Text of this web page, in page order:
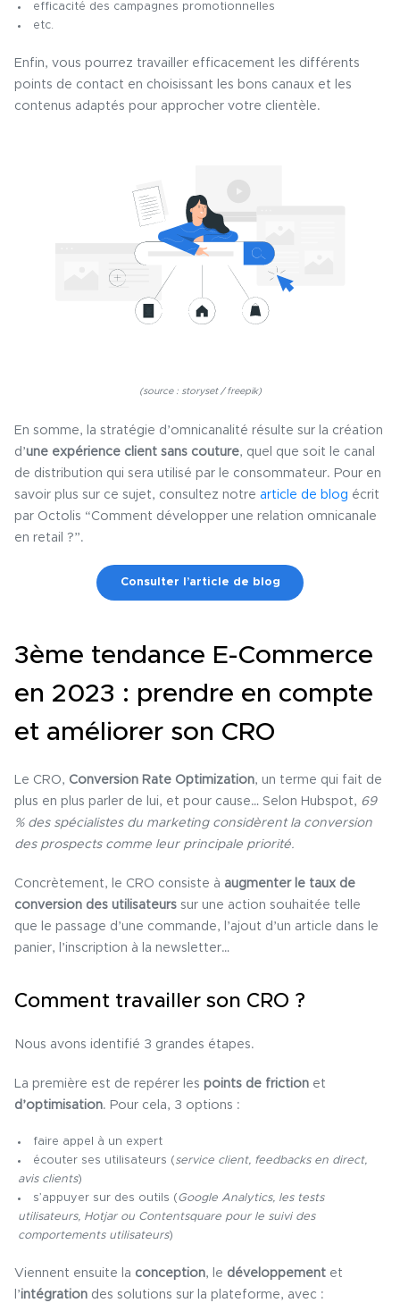
efficacité des campagnes promotionnelles
etc.
Enfin, vous pourrez travailler efficacement les différents
points de contact en choisissant les bons canaux et les
contenus adaptés pour approcher votre clientèle.
(source : storyset / freepik)
En somme, la stratégie d’omnicanalité résulte sur la création
d’une expérience client sans couture, quel que soit le canal
de distribution qui sera utilisé par le consommateur. Pour en
savoir plus sur ce sujet, consultez notre article de blog écrit
par Octolis “Comment développer une relation omnicanale
en retail ?”.
Consulter l’article de blog
3ème tendance E-Commerce
en 2023 : prendre en compte
et améliorer son CRO
Le CRO, Conversion Rate Optimization, un terme qui fait de
plus en plus parler de lui, et pour cause… Selon Hubspot, 69
% des spécialistes du marketing considèrent la conversion
des prospects comme leur principale priorité.
Concrètement, le CRO consiste à augmenter le taux de
conversion des utilisateurs sur une action souhaitée telle
que le passage d’une commande, l’ajout d’un article dans le
panier, l’inscription à la newsletter…
Comment travailler son CRO ?
Nous avons identifié 3 grandes étapes.
La première est de repérer les points de friction et
d’optimisation. Pour cela, 3 options :
faire appel à un expert
écouter ses utilisateurs (service client, feedbacks en direct,
avis clients)
s’appuyer sur des outils (Google Analytics, les tests
utilisateurs, Hotjar ou Contentsquare pour le suivi des
comportements utilisateurs)
Viennent ensuite la conception, le développement et
l’intégration des solutions sur la plateforme, avec :